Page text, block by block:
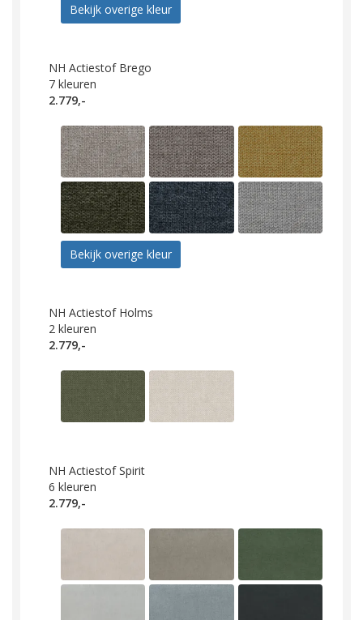
Bekijk overige kleur
NH Actiestof Brego
7 kleuren
2.779,-
Bekijk overige kleur
NH Actiestof Holms
2 kleuren
2.779,-
NH Actiestof Spirit
6 kleuren
2.779,-